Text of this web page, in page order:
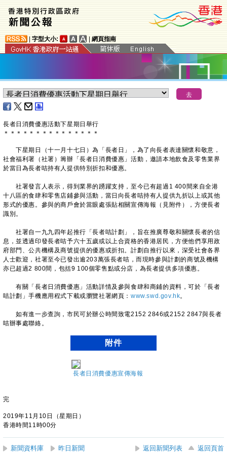
字型大小: 網頁指南
長者日消費優惠活動下星期日舉行
＊ ＊ ＊ ＊ ＊ ＊ ＊ ＊ ＊ ＊ ＊ ＊ ＊ ＊ ＊
下星期日（十一月十七日）為「長者日」，為了向長者表達關懷和敬意，
社會福利署（社署）籌辦「長者日消費優惠」活動，邀請本地飲食及零售業界
於當日為長者咭持有人提供特別折扣和優惠。
社署發言人表示，得到業界的踴躍支持，至今已有超過1 400間來自全港
十八區的食肆和零售店鋪參與活動，當日向長者咭持有人提供九折以上或其他
形式的優惠。參與的商戶會於當眼處張貼相關宣傳海報（見附件），方便長者
識別。
社署自一九九四年起推行「長者咭計劃」，旨在推廣尊敬和關懷長者的信
息，並透過印發長者咭予六十五歲或以上合資格的香港居民，方便他們享用政
府部門、公共機構及商號提供的優惠或折扣。計劃自推行以來，深受社會各界
人士歡迎，社署至今已發出逾203萬張長者咭，而現時參與計劃的商號及機構
亦已超過2 800間，包括9 100個零售點或分店，為長者提供多項優惠。
有關「長者日消費優惠」活動詳情及參與食肆和商鋪的資料，可於「長者
咭計劃」手機應用程式下載或瀏覽社署網頁：www.swd.gov.hk。
如有進一步查詢，市民可於辦公時間致電2152 2846或2152 2847與長者
咭辦事處聯絡。
附件
長者日消費優惠宣傳海報
完
2019年11月10日（星期日）
香港時間11時00分
新聞資料庫 昨日新聞 返回新聞列表 返回頁首